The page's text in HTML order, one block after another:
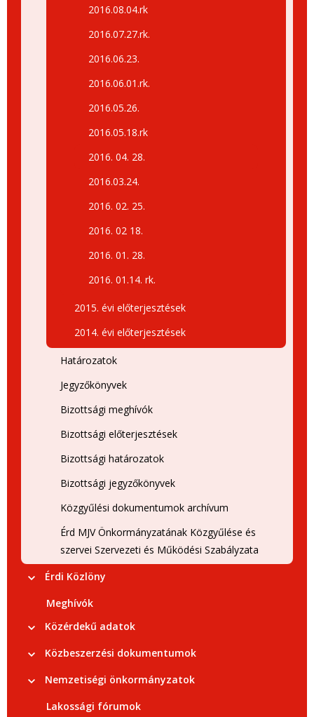
2016.08.04.rk
2016.07.27.rk.
2016.06.23.
2016.06.01.rk.
2016.05.26.
2016.05.18.rk
2016. 04. 28.
2016.03.24.
2016. 02. 25.
2016. 02 18.
2016. 01. 28.
2016. 01.14. rk.
2015. évi előterjesztések
2014. évi előterjesztések
Határozatok
Jegyzőkönyvek
Bizottsági meghívók
Bizottsági előterjesztések
Bizottsági határozatok
Bizottsági jegyzőkönyvek
Közgyűlési dokumentumok archívum
Érd MJV Önkormányzatának Közgyűlése és
szervei Szervezeti és Működési Szabályzata
Érdi Közlöny
Meghívók
Közérdekű adatok
Közbeszerzési dokumentumok
Nemzetiségi önkormányzatok
Lakossági fórumok